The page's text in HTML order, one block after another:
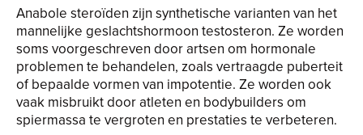
Anabole steroïden zijn synthetische varianten van het
mannelijke geslachtshormoon testosteron. Ze worden
soms voorgeschreven door artsen om hormonale
problemen te behandelen, zoals vertraagde puberteit
of bepaalde vormen van impotentie. Ze worden ook
vaak misbruikt door atleten en bodybuilders om
spiermassa te vergroten en prestaties te verbeteren.